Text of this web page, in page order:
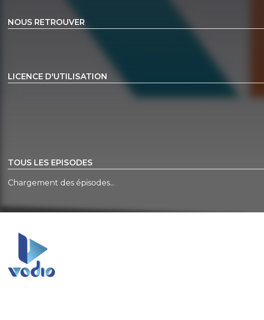
NOUS RETROUVER
LICENCE D'UTILISATION
TOUS LES EPISODES
Chargement des épisodes...